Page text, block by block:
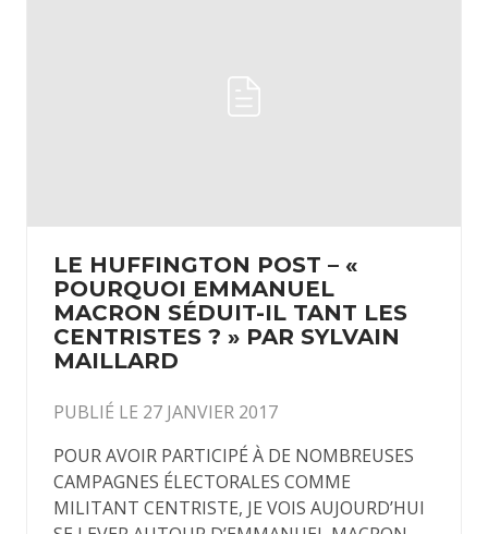
LE HUFFINGTON POST – «
POURQUOI EMMANUEL
MACRON SÉDUIT-IL TANT LES
CENTRISTES ? » PAR SYLVAIN
MAILLARD
PUBLIÉ LE 27 JANVIER 2017
POUR AVOIR PARTICIPÉ À DE NOMBREUSES
CAMPAGNES ÉLECTORALES COMME
MILITANT CENTRISTE, JE VOIS AUJOURD’HUI